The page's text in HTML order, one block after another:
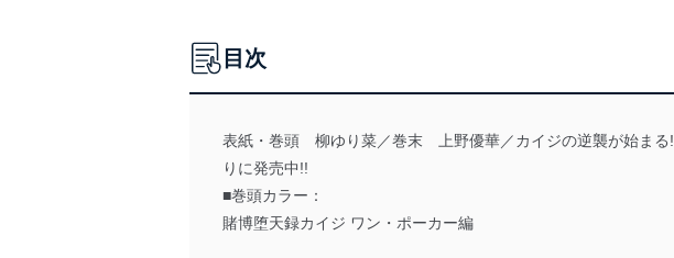
目次
表紙・巻頭 柳ゆり菜／巻末 上野優華／カイジの逆襲が始まる
りに発売中!!
■巻頭カラー：
賭博堕天録カイジ ワン・ポーカー編